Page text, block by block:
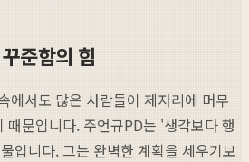
준함의 힘
에서도 많은 사람들이 제자리에 머무
문입니다. 주언규PD는 '생각보다 행
입니다. 그는 완벽한 계획을 세우기보